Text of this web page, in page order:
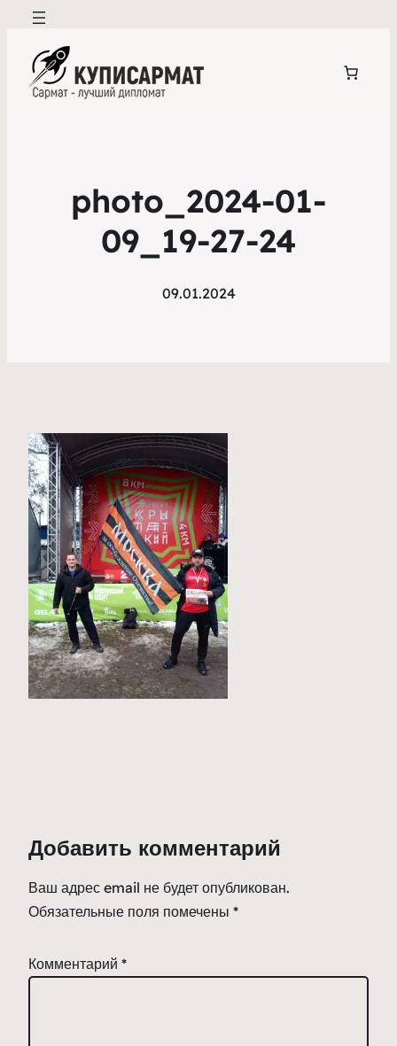
photo_2024-01-
09_19-27-24
09.01.2024
Добавить комментарий
Ваш адрес email не будет опубликован.
Обязательные поля помечены *
Комментарий *